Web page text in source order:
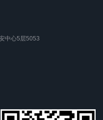
中心5层5053